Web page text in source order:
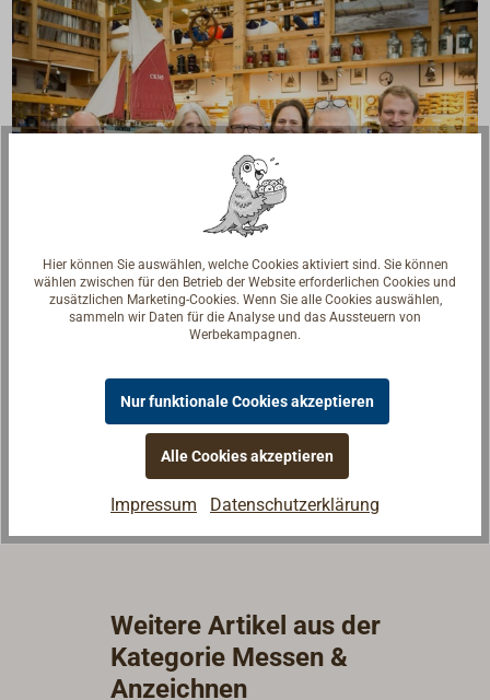
Fragen zum Artikel?
Seglerinnen. Wir verstehen Ihre Fragen und geben die
passende Antwort.
Experten kontaktieren
Weitere Artikel aus der
Kategorie Messen &
Anzeichnen
Hier können Sie auswählen, welche Cookies aktiviert sind. Sie können
wählen zwischen für den Betrieb der Website erforderlichen Cookies und
zusätzlichen Marketing-Cookies. Wenn Sie alle Cookies auswählen,
sammeln wir Daten für die Analyse und das Aussteuern von
Werbekampagnen.
Nur funktionale Cookies akzeptieren
Alle Cookies akzeptieren
Impressum Datenschutzerklärung